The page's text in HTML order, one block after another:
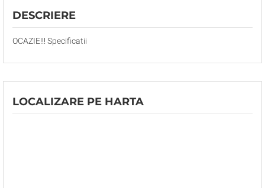
DESCRIERE
OCAZIE!!! Specificatii
LOCALIZARE PE HARTA